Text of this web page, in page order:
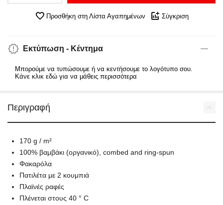
Προσθήκη στη Λίστα Αγαπημένων Σύγκριση
Εκτύπωση - Κέντημα
Μπορούμε να τυπώσουμε ή να κεντήσουμε το λογότυπο σου.
Κάνε κλικ εδώ για να μάθεις περισσότερα
Περιγραφή
170 g / m²
100% βαμβάκι (οργανικό), combed and ring-spun
Φακαρόλα
Πατιλέτα με 2 κουμπιά
Πλαϊνές ραφές
Πλένεται στους 40 ° C